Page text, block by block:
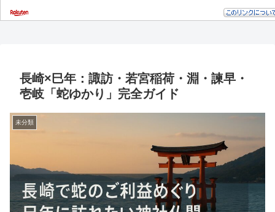
長崎×巳年：諏訪・若宮稲荷・淵・諫早・
壱岐「蛇ゆかり」完全ガイド
未分類